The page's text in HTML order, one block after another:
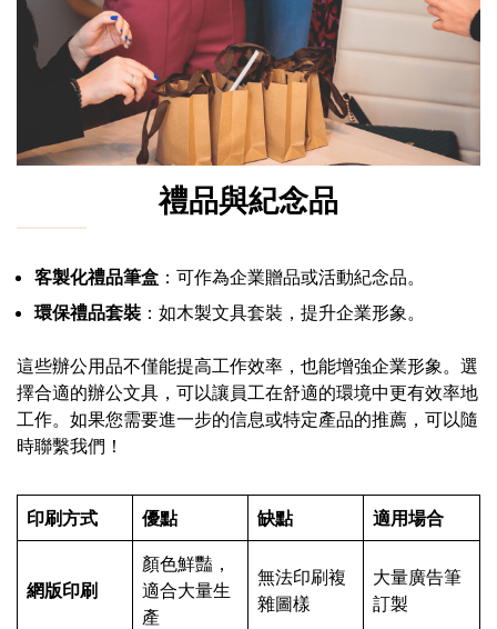
禮品與紀念品
客製化禮品筆盒 ：可作為企業贈品或活動紀念品。
環保禮品套裝 ：如木製文具套裝，提升企業形象。
這些辦公用品不僅能提高工作效率，也能增強企業形象。選
擇合適的辦公文具，可以讓員工在舒適的環境中更有效率地
工作。如果您需要進一步的信息或特定產品的推薦，可以隨
時聯繫我們！
印刷方式 優點 缺點 適用場合
網版印刷
顏色鮮豔，
適合大量生
產
無法印刷複
雜圖樣
大量廣告筆
訂製